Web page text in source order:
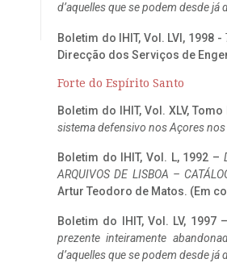
d’aquelles que se podem desde já
Boletim do IHIT, Vol. LVI, 1998 -
Direcção dos Serviços de
Forte do Espírito Santo
Boletim do IHIT, Vol. XLV, Tomo
sistema defensivo nos Açores
Boletim do IHIT, Vol. L, 1992 –
ARQUIVOS DE LISBOA –
Artur Teodoro de Matos. (Em
Boletim do IHIT, Vol. LV, 1997
prezente inteiramente
d’aquelles que se podem desde já